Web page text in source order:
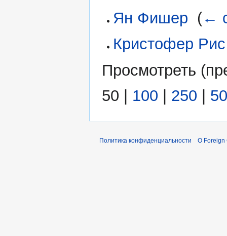
Ян Фишер (←
Кристофер Рис
Просмотреть (
50 | 100 | 250 |
Политика конфиденциальности О Foreign